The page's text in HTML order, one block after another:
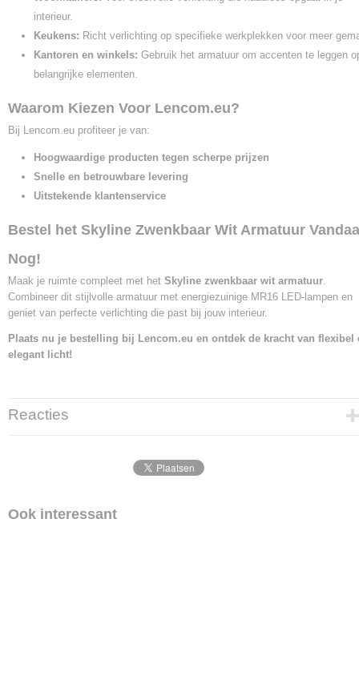
interieur.
Keukens: Richt verlichting op specifieke werkplekken voor meer
Kantoren en winkels: Gebruik het armatuur om accenten te leggen
belangrijke elementen.
Waarom Kiezen Voor Lencom.eu?
Bij Lencom.eu profiteer je van:
Hoogwaardige producten tegen scherpe prijzen
Snelle en betrouwbare levering
Uitstekende klantenservice
Bestel het Skyline Zwenkbaar Wit Armatuur
Nog!
Maak je ruimte compleet met het Skyline zwenkbaar wit armatuur.
Combineer dit stijlvolle armatuur met energiezuinige MR16 LED-lampen en
geniet van perfecte verlichting die past bij jouw interieur.
Plaats nu je bestelling bij Lencom.eu en ontdek de kracht van flexibel
elegant licht!
Reacties
Ook interessant